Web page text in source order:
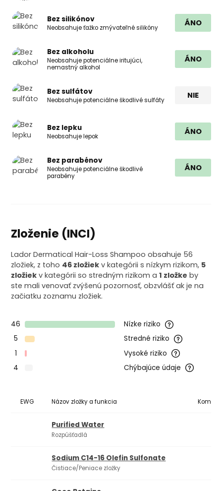
Bez silikónov
Neobsahuje ťažko zmývateľné silikóny
ÁNO
Bez alkoholu
Neobsahuje potenciálne iritujúci,
nemastný alkohol
ÁNO
Bez sulfátov
Neobsahuje potenciálne škodlivé sulfáty
NIE
Bez lepku
Neobsahuje lepok
ÁNO
Bez parabénov
Neobsahuje potenciálne škodlivé
parabény
ÁNO
Zloženie (INCI)
Lador Dermatical Hair-Loss Shampoo obsahuje 56
zložiek, z toho 46 zložiek v kategórii s nízkym rizikom, 5
zložiek v kategórii so stredným rizikom a1 zložke by
ste mali venovať zvýšenú pozornosť, obzvlášť ak je na
začiatku zoznamu zložiek.
46
Nízke riziko
5
Stredné riziko
1
Vysoké riziko
4
Chýbajúce údaje
EWG Názov zložky a funkcia
Purified Water
Rozpúšťadlá
Sodium C14-16 Olefin Sulfonate
Čistiace/Peniace zložky